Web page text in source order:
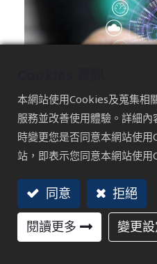
在算法快速變動、平台受眾
升流量、曝光與轉換，最關
是「精準選擇適合自己受眾
行銷顧問視角，幫助企業主
策略、常見痛點，以及如何
本網站使用Cookies及蒐集相
服務並改善使用體驗。詳細
時變更您是否同意本網站使
站，即表示您同意本網站使用
同意
拒絕
閱讀更多
變更